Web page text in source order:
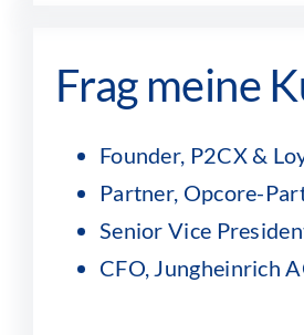
Frag meine
Founder, P2CX &
Partner, Opcore-
Senior Vice
CFO, Jungheinrich